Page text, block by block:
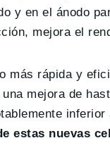
y en el ánodo
mejora el
más rápida y
mejora de
estas nuevas